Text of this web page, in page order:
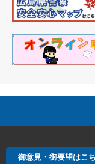
御意見・御要望はこ